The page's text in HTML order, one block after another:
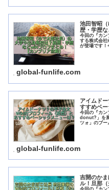
池田智昭
歴・学歴
今回の『カン
する株式会社
が登場です！
global-funlife.com
アイムド
すすめベー
今回の『カン
donut?」を
ツォ」のブー
global-funlife.com
吉開のか
ル！旦那
今回の『カン